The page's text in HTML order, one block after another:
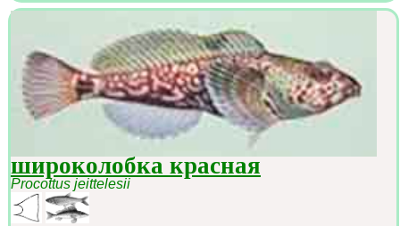
широколобка красная
Procottus jeittelesii